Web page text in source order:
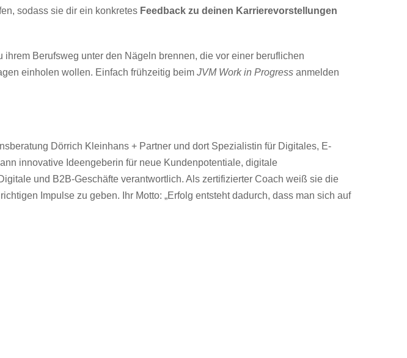
sodass sie dir ein konkretes Feedback zu deinen Karrierevorstellungen
Berufsweg unter den Nägeln brennen, die vor einer beruflichen
einholen wollen. Einfach frühzeitig beim JVM Work in Progress anmelden
Dörrich Kleinhans + Partner und dort Spezialistin für Digitales, E-
innovative Ideengeberin für neue Kundenpotentiale, digitale
und B2B-Geschäfte verantwortlich. Als zertifizierter Coach weiß sie die
Impulse zu geben. Ihr Motto: „Erfolg entsteht dadurch, dass man sich auf